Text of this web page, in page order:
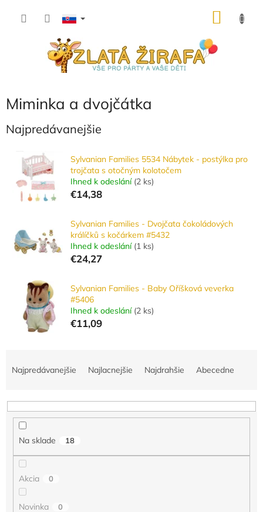
Miminka a dvojčátka
Najpredávanejšie
Sylvanian Families 5534 Nábytek - postýlka pro
trojčata s otočným kolotočem
Ihned k odeslání (2 ks)
€14,38
Sylvanian Families - Dvojčata čokoládových
králíčků s kočárkem #5432
Ihned k odeslání (1 ks)
€24,27
Sylvanian Families - Baby Oříšková veverka
#5406
Ihned k odeslání (2 ks)
€11,09
n
Najpredávanejšie Najlacnejšie Najdrahšie Abecedne
Na sklade 18
Akcia 0
Novinka 0